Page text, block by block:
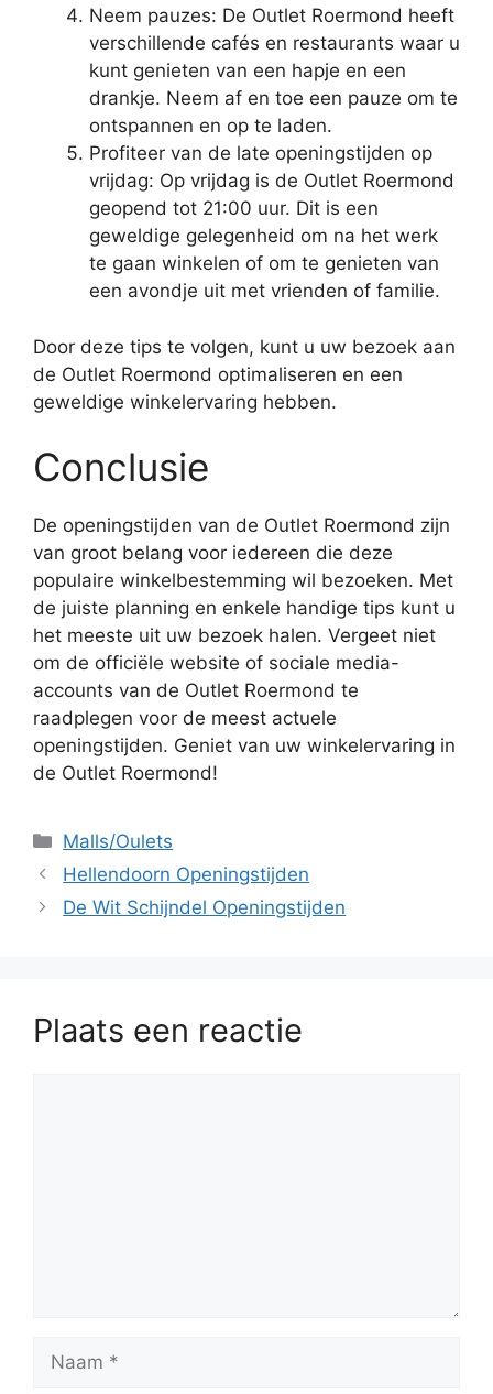
Neem pauzes: De Outlet Roermond heeft
verschillende cafés en restaurants waar u
kunt genieten van een hapje en een
drankje. Neem af en toe een pauze om te
ontspannen en op te laden.
Profiteer van de late openingstijden op
vrijdag: Op vrijdag is de Outlet Roermond
geopend tot 21:00 uur. Dit is een
geweldige gelegenheid om na het werk
te gaan winkelen of om te genieten van
een avondje uit met vrienden of familie.
Door deze tips te volgen, kunt u uw bezoek aan
de Outlet Roermond optimaliseren en een
geweldige winkelervaring hebben.
Conclusie
De openingstijden van de Outlet Roermond zijn
van groot belang voor iedereen die deze
populaire winkelbestemming wil bezoeken. Met
de juiste planning en enkele handige tips kunt u
het meeste uit uw bezoek halen. Vergeet niet
om de officiële website of sociale media-
accounts van de Outlet Roermond te
raadplegen voor de meest actuele
openingstijden. Geniet van uw winkelervaring in
de Outlet Roermond!
Categorieën
Malls/Oulets
Hellendoorn Openingstijden
De Wit Schijndel Openingstijden
Plaats een reactie
Naam